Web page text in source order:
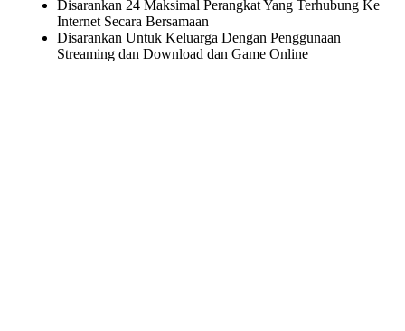
Disarankan 24 Maksimal Perangkat Yang Terhubung Ke
Internet Secara Bersamaan
Disarankan Untuk Keluarga Dengan Penggunaan
Streaming dan Download dan Game Online